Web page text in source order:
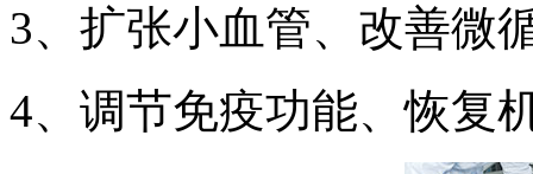
3、扩张小血管、改善微
4、调节免疫功能、恢复